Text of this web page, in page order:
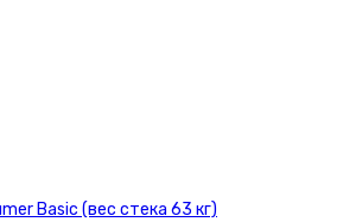
Basic (вес стека 63 кг)